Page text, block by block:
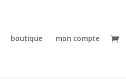
boutique mon compte